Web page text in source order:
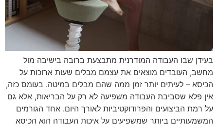
בעידן שבו העבודה המודרנית מתבצעת ברובה בישיבה מול
מחשב, העובדים מוצאים את עצמם מבלים שעות ארוכות על
הכיסא – לעיתים יותר זמן ממה שהם מבלים במיטה. בעומס כזה,
אין פלא שסביבת העבודה משפיעה לא רק על הבריאות, אלא גם
על רמת הביצועים והפרודוקטיביות לאורך היום. אחד הגורמים
המשמעותיים ביותר שמשפיעים על איכות העבודה הוא הכיסא